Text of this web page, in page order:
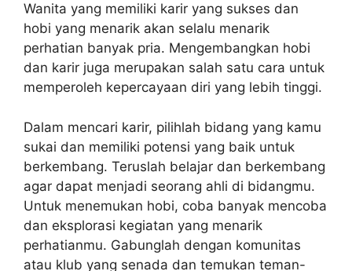
Wanita yang memiliki karir yang sukses dan
hobi yang menarik akan selalu menarik
perhatian banyak pria. Mengembangkan hobi
dan karir juga merupakan salah satu cara untuk
memperoleh kepercayaan diri yang lebih tinggi.
Dalam mencari karir, pilihlah bidang yang kamu
sukai dan memiliki potensi yang baik untuk
berkembang. Teruslah belajar dan berkembang
agar dapat menjadi seorang ahli di bidangmu.
Untuk menemukan hobi, coba banyak mencoba
dan eksplorasi kegiatan yang menarik
perhatianmu. Gabunglah dengan komunitas
atau klub yang senada dan temukan teman-